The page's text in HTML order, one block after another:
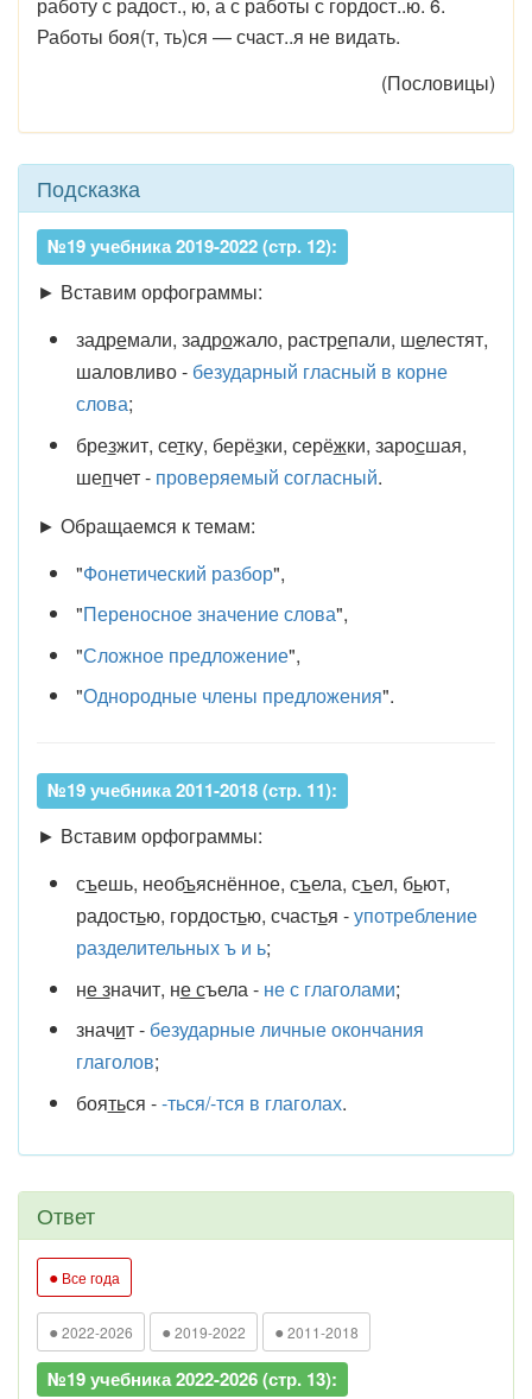
Работы боя(т, ть)ся — счаст..я не видать.
(Пословицы)
Подсказка
№19 учебника 2019-2022 (стр. 12):
► Вставим орфограммы:
задремали, задрожало, растрепали, шелестят,
шаловливо - безударный гласный в корне
слова;
брезжит, сетку, берёзки, серёжки, заросшая,
шепчет - проверяемый согласный.
► Обращаемся к темам:
"Фонетический разбор",
"Переносное значение слова",
"Сложное предложение",
"Однородные члены предложения".
№19 учебника 2011-2018 (стр. 11):
► Вставим орфограммы:
съешь, необъяснённое, съела, съел, бьют,
радостью, гордостью, счастья -употребление
разделительных ъ и ь;
не значит, не съела - не с глаголами;
значит - безударные личные окончания
глаголов;
бояться --ться/-тся в глаголах.
Ответ
● Все года
● 2022-2026 ● 2019-2022 ● 2011-2018
№19 учебника 2022-2026 (стр. 13):